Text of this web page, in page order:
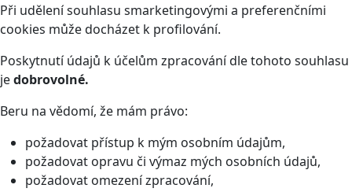
Při udělení souhlasu smarketingovými a preferenčními
cookies může docházet k profilování.
Poskytnutí údajů k účelům zpracování dle tohoto souhlasu
jedobrovolné.
Beru na vědomí, že mám právo:
požadovat přístup k mým osobním údajům,
požadovat opravu či výmaz mých osobních údajů,
požadovat omezení zpracování,